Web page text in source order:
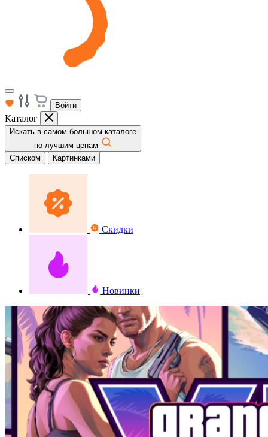
Войти
Каталог
Искать в самом большом каталоге
по лучшим ценам
Списком
Картинками
Скидки
Новинки